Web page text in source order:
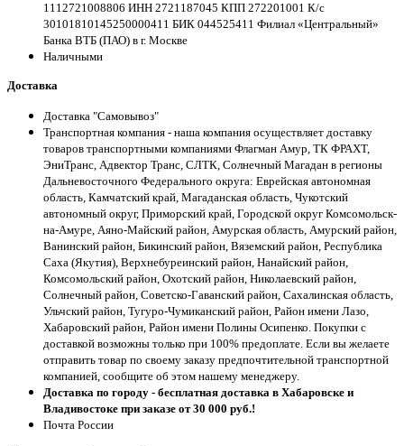
1112721008806 ИНН 2721187045 КПП 272201001 К/с
30101810145250000411 БИК 044525411 Филиал «Центральный»
Банка ВТБ (ПАО) в г. Москве
Наличными
Доставка
Доставка "Самовывоз"
Транспортная компания - наша компания осуществляет доставку
товаров транспортными компаниями Флагман Амур, ТК ФРАХТ,
ЭниТранс, Адвектор Транс, СЛТК, Солнечный Магадан в регионы
Дальневосточного Федерального округа: Еврейская автономная
область, Камчатский край, Магаданская область, Чукотский
автономный округ, Приморский край, Городской округ Комсомольск-
на-Амуре, Аяно-Майский район, Амурская область, Амурский район,
Ванинский район, Бикинский район, Вяземский район, Республика
Саха (Якутия), Верхнебуреинский район, Нанайский район,
Комсомольский район, Охотский район, Николаевский район,
Солнечный район, Советско-Гаванский район, Сахалинская область,
Ульчский район, Тугуро-Чумиканский район, Район имени Лазо,
Хабаровский район, Район имени Полины Осипенко. Покупки с
доставкой возможны только при 100% предоплате. Если вы желаете
отправить товар по своему заказу предпочтительной транспортной
компанией, сообщите об этом нашему менеджеру.
Доставка по городу - бесплатная доставка в Хабаровске и
Владивостоке при заказе от 30 000 руб.!
Почта России